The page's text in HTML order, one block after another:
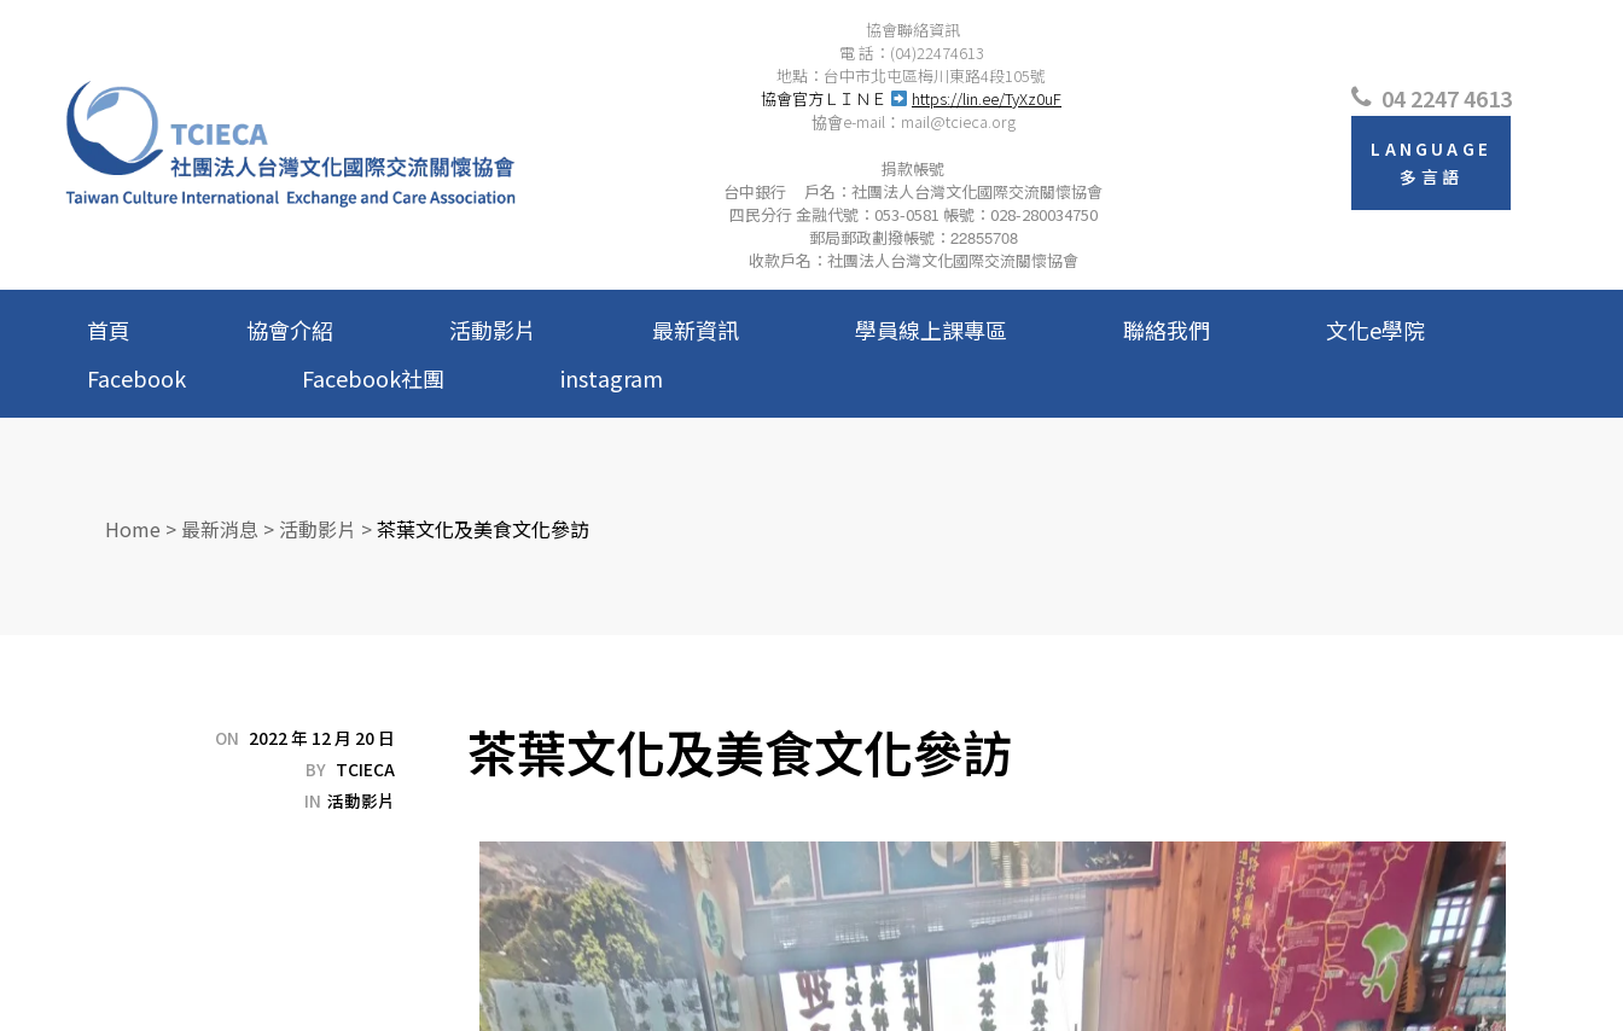
協會聯絡資訊
電 話：(04)22474613
地點：台中市北屯區梅川東路4段105號
協會官方ＬＩＮＥ
https://lin.ee/TyXz0uF
協會e-mail： mail@tcieca.org
捐款帳號
台中銀行 戶名：社團法人台灣文化國際交流關懷協會
四民分行 金融代號：053-0581 帳號：028-280034750
郵局郵政劃撥帳號： 22855708
收款戶名：社團法人台灣文化國際交流關懷協會
04 2247 4613
LANGUAGE
多言語
首頁 協會介紹 活動影片 最新資訊 學員線上課專區 聯絡我們
文化e學院
Facebook
Facebook社團 instagram
Home > 最新消息 > 活動影片 >茶葉文化及美食文化參訪
ON 2022 年 12 月 20 日
BY TCIECA
IN 活動影片
茶葉文化及美食文化參訪